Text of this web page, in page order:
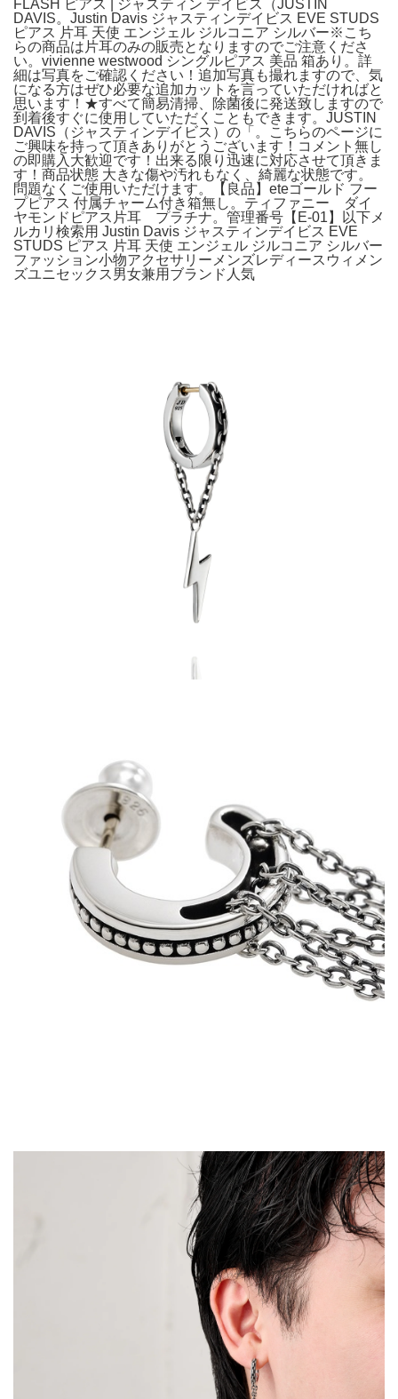
FLASH ピアス | ジャスティン デイビス（JUSTIN
DAVIS。Justin Davis ジャスティンデイビス EVE STUDS
ピアス 片耳 天使 エンジェル ジルコニア シルバー※こち
らの商品は片耳のみの販売となりますのでご注意くださ
い。vivienne westwood シングルピアス 美品 箱あり。詳
細は写真をご確認ください！追加写真も撮れますので、気
になる方はぜひ必要な追加カットを言っていただければと
思います！★すべて簡易清掃、除菌後に発送致しますので
到着後すぐに使用していただくこともできます。JUSTIN
DAVIS（ジャスティンデイビス）の「。こちらのページに
ご興味を持って頂きありがとうございます！コメント無し
の即購入大歓迎です！出来る限り迅速に対応させて頂きま
す！商品状態 大きな傷や汚れもなく、綺麗な状態です。
問題なくご使用いただけます。【良品】eteゴールド フー
プピアス 付属チャーム付き箱無し。ティファニー ダイ
ヤモンドピアス片耳 プラチナ。管理番号【E-01】以下メ
ルカリ検索用 Justin Davis ジャスティンデイビス EVE
STUDS ピアス 片耳 天使 エンジェル ジルコニア シルバー
ファッション小物アクセサリーメンズレディースウィメン
ズユニセックス男女兼用ブランド人気